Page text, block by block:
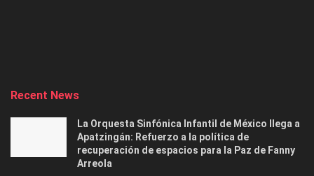
Recent News
La Orquesta Sinfónica Infantil de México llega a
Apatzingán: Refuerzo a la política de
recuperación de espacios para la Paz de Fanny
Arreola